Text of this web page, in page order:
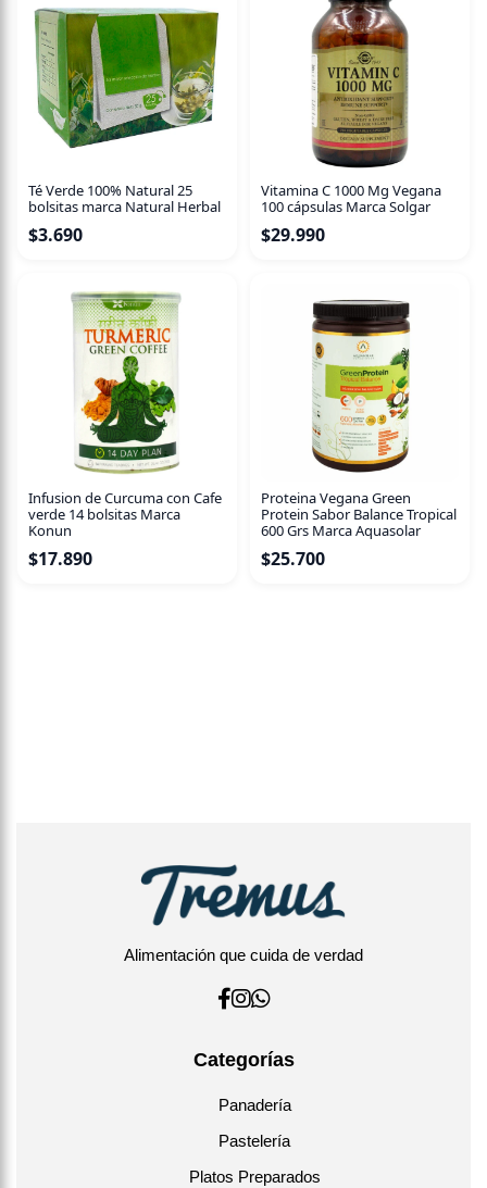
Té Verde 100% Natural 25
bolsitas marca Natural Herbal
$3.690
Vitamina C 1000 Mg Vegana
100 cápsulas Marca Solgar
$29.990
Infusion de Curcuma con Cafe
verde 14 bolsitas Marca
Konun
$17.890
Proteina Vegana Green
Protein Sabor Balance Tropical
600 Grs Marca Aquasolar
$25.700
Alimentación que cuida de verdad
Categorías
Panadería
Pastelería
Platos Preparados